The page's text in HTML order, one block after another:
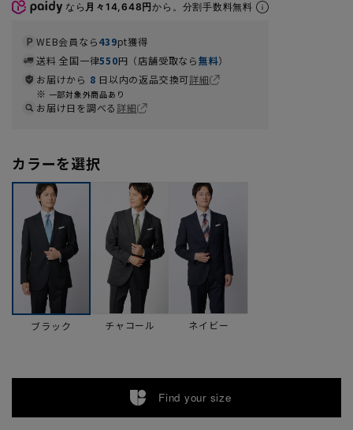
なら 月々14,648円から。分割手数料無料
WEB会員なら439pt獲得
送料 全国一律550円（店舗受取なら無料）
お届けから 8 日以内の返品交換可詳細
一部対象外商品あり
お届け日を調べる詳細
カラーを選択
ブラック チャコール ネイビー
Find your size